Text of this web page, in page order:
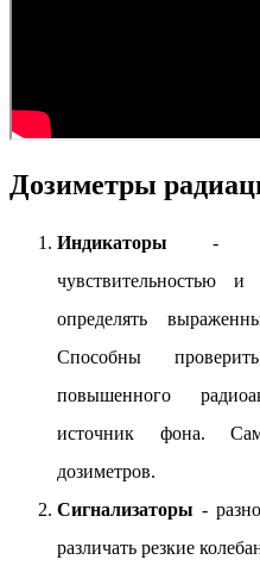
Дозиметры
Индикаторы -
чувствительностью
определять
Способны
повышенного
источник фона.
дозиметров.
Сигнализаторы -
различать резкие